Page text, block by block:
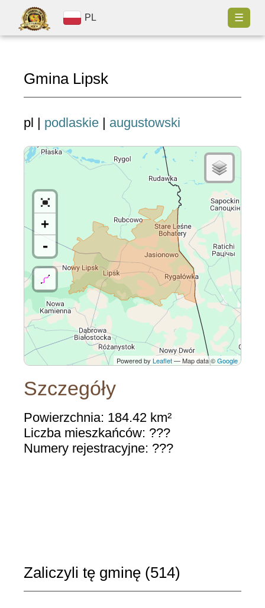
PL ☰
Gmina Lipsk
pl | podlaskie | augustowski
+
-
Powered by Leaflet— Map data ©Google
Szczegóły
Powierzchnia: 184.42 km²
Liczba mieszkańców: ???
Numery rejestracyjne: ???
Zaliczyli tę gminę (514)